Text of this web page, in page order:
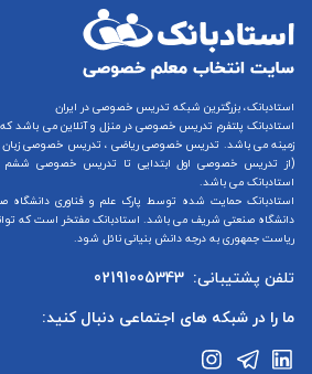
استادبانک، بزرگترین شبکه تدریس خصوصی در ایران
استادبانک پلتفرم تدریس خصوصی در منزل و آنلاین
زمینه می باشد. تدریس خصوصی ریاضی ، تدریس خصوصی زبان
(از تدریس خصوصی اول ابتدایی تا تدریس خصوصی ششم
استادبانک می باشد.
استادبانک حمایت شده توسط پارک علم و فناوری دانشگاه
دانشگاه صنعتی شریف می باشد. استادبانک مفتخر است که
ریاست جمهوری به درجه دانش بنیانی نائل شود.
تلفن پشتیبانی: 02191005343
ما را در شبکه های اجتماعی دنبال کنید: